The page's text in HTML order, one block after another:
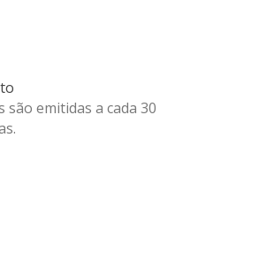
são emitidas a cada 30